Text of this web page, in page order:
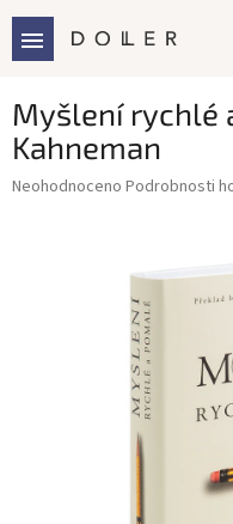
obsah
Myšlení rychlé
Kahneman
Průměrné
Neohodnoceno Podrobnosti